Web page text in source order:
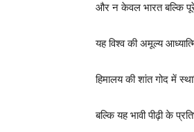
और न केवल भारत बल्कि पूरे
यह विश्व की अमूल्य
हिमालय की शांत गोद में
बल्कि यह भावी पीढ़ी के